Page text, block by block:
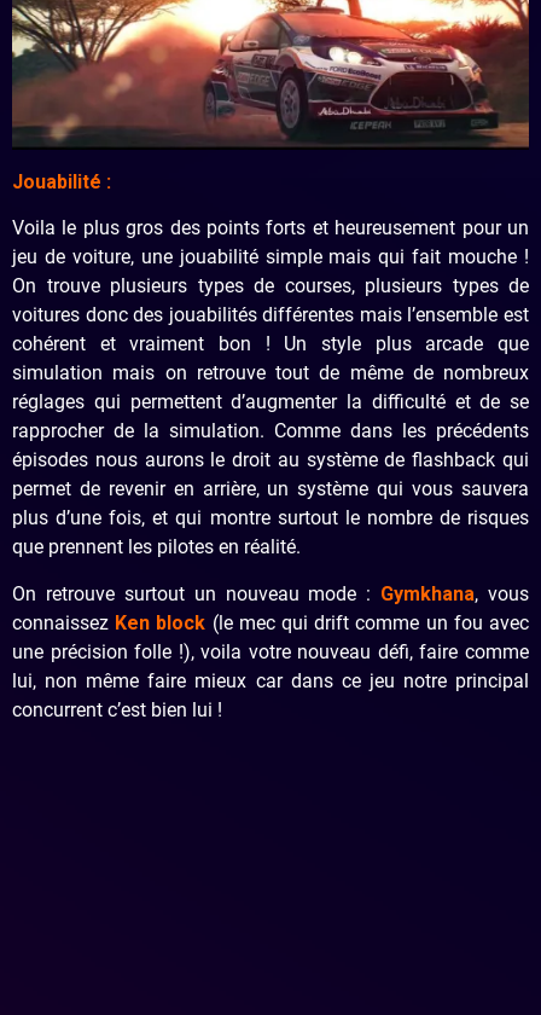
Jouabilité :
Voila le plus gros des points forts et heureusement pour un
jeu de voiture, une jouabilité simple mais qui fait mouche !
On trouve plusieurs types de courses, plusieurs types de
voitures donc des jouabilités différentes mais l’ensemble est
cohérent et vraiment bon ! Un style plus arcade que
simulation mais on retrouve tout de même de nombreux
réglages qui permettent d’augmenter la difficulté et de se
rapprocher de la simulation. Comme dans les précédents
épisodes nous aurons le droit au système de flashback qui
permet de revenir en arrière, un système qui vous sauvera
plus d’une fois, et qui montre surtout le nombre de risques
que prennent les pilotes en réalité.
On retrouve surtout un nouveau mode : Gymkhana, vous
connaissez Ken block (le mec qui drift comme un fou avec
une précision folle !), voila votre nouveau défi, faire comme
lui, non même faire mieux car dans ce jeu notre principal
concurrent c’est bien lui !